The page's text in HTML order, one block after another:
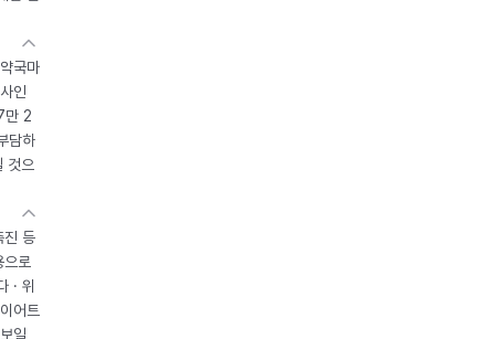
국마
인
만 2
담하
것으
진 등
로
· 위
어트
일